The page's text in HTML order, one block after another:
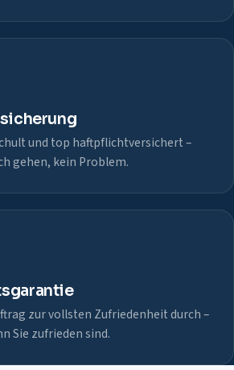
und top haftpflichtversichert –
gehen, kein Problem.
zur vollsten Zufriedenheit durch –
Sie zufrieden sind.